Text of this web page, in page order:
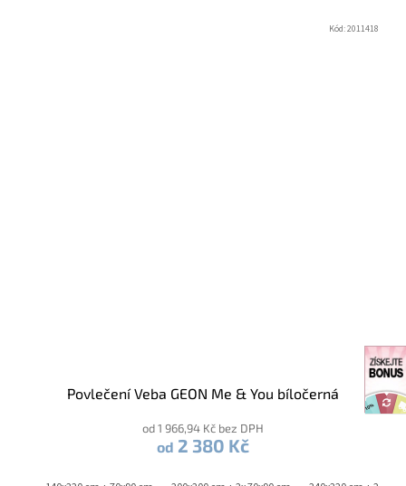
Povlečení Veba GEON Me & You bíločerná
od 1 966,94 Kč bez DPH
od 2 380 Kč
Kód:2011418